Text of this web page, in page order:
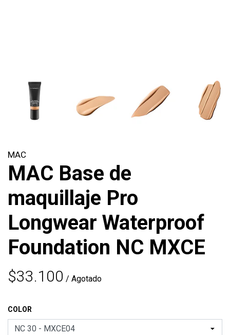
MAC
MAC Base de
maquillaje Pro
Longwear Waterproof
Foundation NC MXCE
$33.100 / Agotado
COLOR